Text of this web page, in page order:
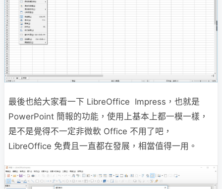
最後也給大家看一下 LibreOffice Impress，也就是
PowerPoint 簡報的功能，使用上基本上都一模一樣，
是不是覺得不一定非微軟 Office 不用了吧，
LibreOffice 免費且一直都在發展，相當值得一用。